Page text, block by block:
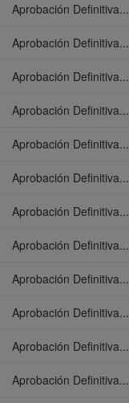
Aprobación Definitiva...
Aprobación Definitiva...
Aprobación Definitiva...
Aprobación Definitiva...
Aprobación Definitiva...
Aprobación Definitiva...
Aprobación Definitiva...
Aprobación Definitiva...
Aprobación Definitiva...
Aprobación Definitiva...
Aprobación Definitiva...
Aprobación Definitiva...